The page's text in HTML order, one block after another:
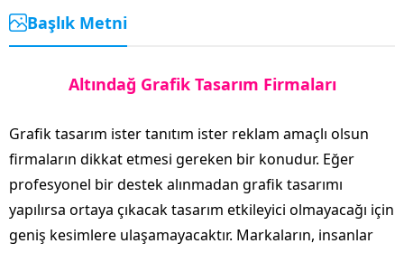
Başlık Metni
Altındağ Grafik Tasarım Firmaları
Grafik tasarım ister tanıtım ister reklam amaçlı olsun
firmaların dikkat etmesi gereken bir konudur. Eğer
profesyonel bir destek alınmadan grafik tasarımı
yapılırsa ortaya çıkacak tasarım etkileyici olmayacağı için
geniş kesimlere ulaşamayacaktır. Markaların, insanlar